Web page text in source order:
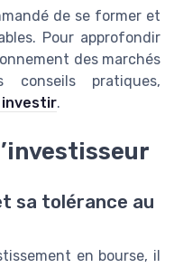
de se former et
Pour approfondir
des marchés
pratiques,
investir.
sa tolérance au
en bourse, il